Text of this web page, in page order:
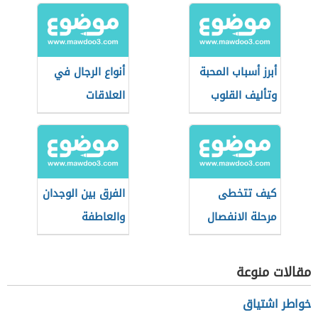
أبرز أسباب المحبة
وتأليف القلوب
أنواع الرجال في
العلاقات
كيف تتخطى
مرحلة الانفصال
الفرق بين الوجدان
والعاطفة
مقالات منوعة
خواطر اشتياق